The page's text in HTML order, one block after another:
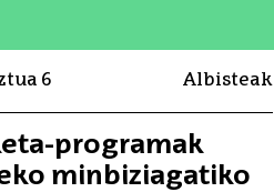
6 Albisteak
programak
minbiziagatiko